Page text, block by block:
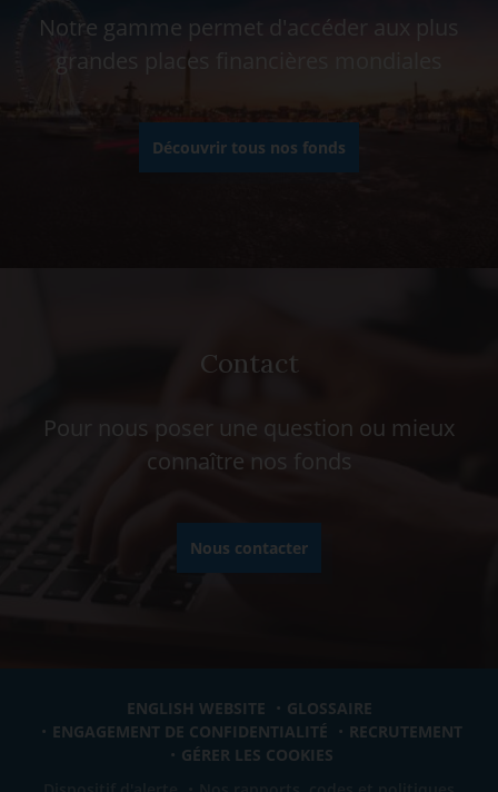
Notre gamme permet d'accéder aux plus
grandes places financières mondiales
Découvrir tous nos fonds
Contact
Pour nous poser une question ou mieux
connaître nos fonds
Nous contacter
ENGLISH WEBSITE
GLOSSAIRE
ENGAGEMENT DE CONFIDENTIALITÉ
RECRUTEMENT
GÉRER LES COOKIES